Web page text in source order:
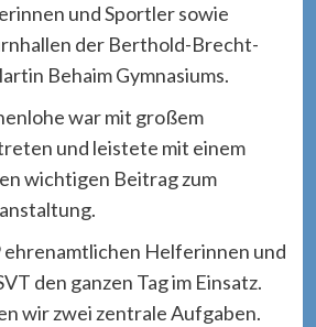
und Sportler sowie
der Berthold-Brecht-
Behaim Gymnasiums.
war mit großem
und leistete mit einem
wichtigen Beitrag zum
ehrenamtlichen Helferinnen und
den ganzen Tag im Einsatz.
wir zwei zentrale Aufgaben.